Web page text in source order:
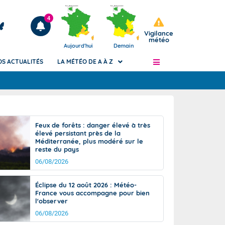
Articles
4
Aujourd'hui Demain
Vigilance
météo
de
Phénomènes dangereux de J+2 à J+7
Avertissement pluies intenses à l'échelle
des communes (Apic)
Bulletins Marine
d'avalanche
Météo des forêts
Vigicrues
ACTUALITÉS LA MÉTÉO DE A À Z
Feux de forêts : danger élevé à très
élevé persistant près de la
Méditerranée, plus modéré sur le
reste du pays
06/08/2026
Éclipse du 12 août 2026 : Météo-
France vous accompagne pour bien
l'observer
06/08/2026